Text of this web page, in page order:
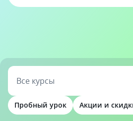
Все курсы
Пробный урок Акции и